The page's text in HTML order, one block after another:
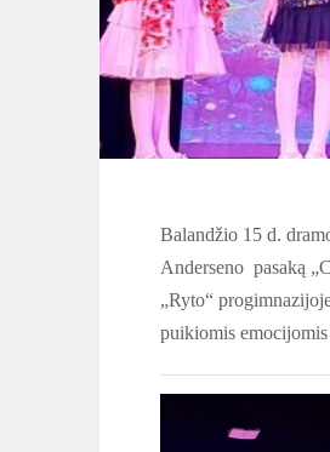
Balandžio 15 d.
Anderseno pasaką
„Ryto“
puikiomis